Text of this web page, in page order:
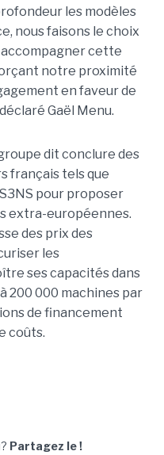
les modèles
nous faisons le choix
cette
notre proximité
en faveur de
Gaël Menu.
dit conclure des
français tels que
pour proposer
extra-européennes.
des prix des
les
ses capacités dans
200 000 machines par
de financement
coûts.
Partagez le !